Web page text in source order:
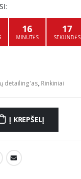
is:
€12.80.
16
MINUTĖS
17
SEKUNDĖS
detailing'as, Rinkiniai
Į KREPŠELĮ